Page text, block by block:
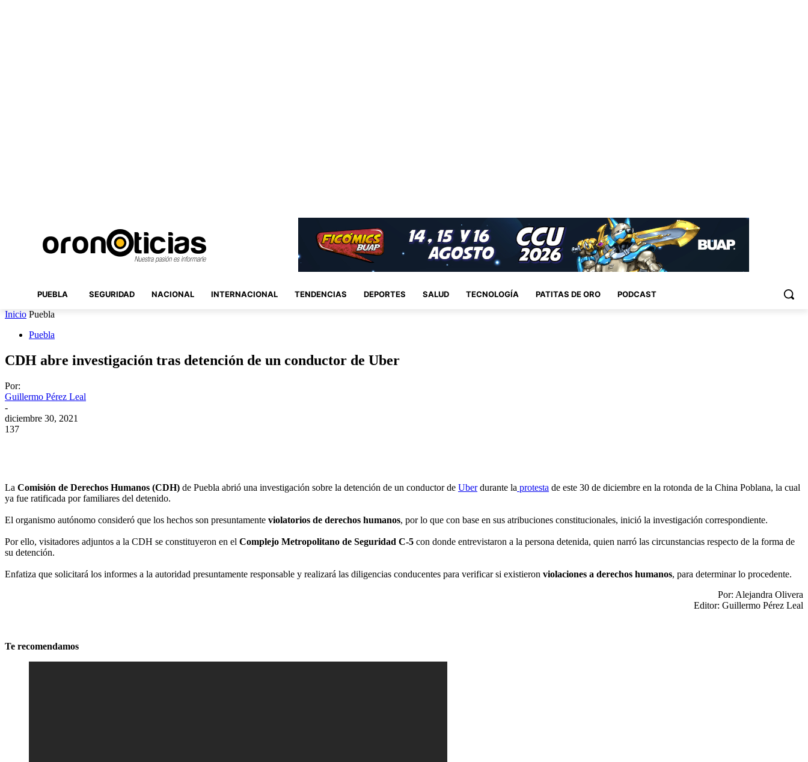
PUEBLA SEGURIDAD NACIONAL INTERNACIONAL TENDENCIAS DEPORTES SALUD TECNOLOGÍA PATITAS DE ORO PODCAST
Inicio Puebla
Puebla
CDH abre investigación tras detención de un conductor de Uber
Por:
Guillermo Pérez Leal
-
diciembre 30, 2021
137
La Comisión de Derechos Humanos (CDH) de Puebla abrió una investigación sobre la detención de un conductor de Uberdurante la protesta de este 30 de diciembre en la rotonda de la China Poblana, la cual
ya fue ratificada por familiares del detenido.
El organismo autónomo consideró que los hechos son presuntamente violatorios de derechos humanos, por lo que con base en sus atribuciones constitucionales, inició la investigación correspondiente.
Por ello, visitadores adjuntos a la CDH se constituyeron en el Complejo Metropolitano de Seguridad C-5 con donde entrevistaron a la persona detenida, quien narró las circunstancias respecto de la forma de
su detención.
Enfatiza que solicitará los informes a la autoridad presuntamente responsable y realizará las diligencias conducentes para verificar si existieron violaciones a derechos humanos, para determinar lo procedente.
Por: Alejandra Olivera
Editor: Guillermo Pérez Leal
Te recomendamos